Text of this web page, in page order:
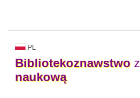
PL
Bibliotekoznawstwo z
naukową